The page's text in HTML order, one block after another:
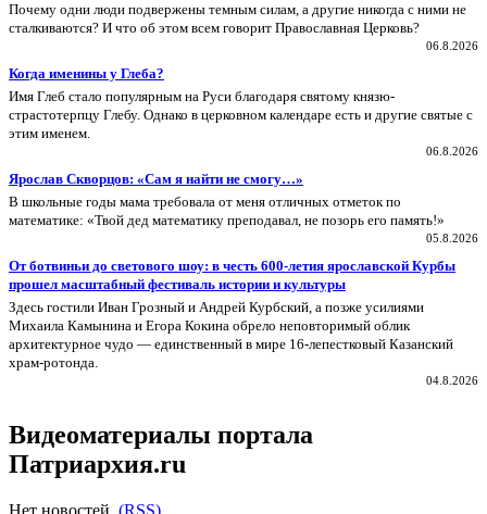
Почему одни люди подвержены темным силам, а другие никогда с ними не
сталкиваются? И что об этом всем говорит Православная Церковь?
06.8.2026
Когда именины у Глеба?
Имя Глеб стало популярным на Руси благодаря святому князю-
страстотерпцу Глебу. Однако в церковном календаре есть и другие святые с
этим именем.
06.8.2026
Ярослав Скворцов: «Сам я найти не смогу…»
В школьные годы мама требовала от меня отличных отметок по
математике: «Твой дед математику преподавал, не позорь его память!»
05.8.2026
От ботвиньи до светового шоу: в честь 600‑летия ярославской Курбы
прошел масштабный фестиваль истории и культуры
Здесь гостили Иван Грозный и Андрей Курбский, а позже усилиями
Михаила Камынина и Егора Кокина обрело неповторимый облик
архитектурное чудо — единственный в мире 16‑лепестковый Казанский
храм‑ротонда.
04.8.2026
Видеоматериалы портала
Патриархия.ru
Нет новостей. (RSS)